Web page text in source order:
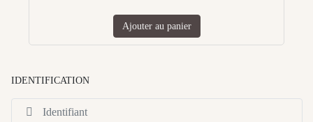
Ajouter au panier
IDENTIFICATION